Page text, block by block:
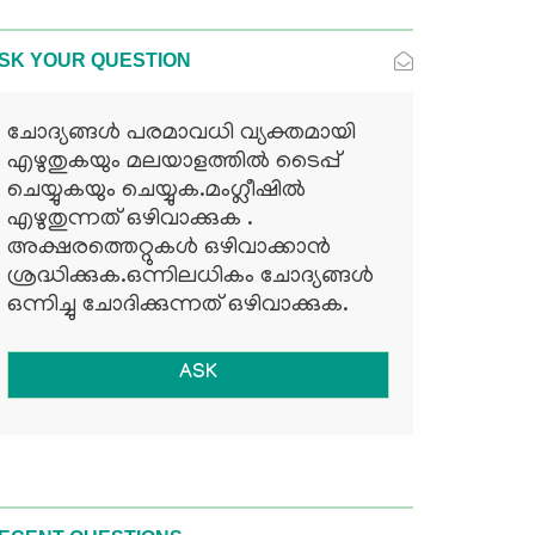
YOUR QUESTION
ചോദ്യങ്ങള്‍ പരമാവധി വ്യക്തമായി
എഴുതുകയും മലയാളത്തില്‍ ടൈപ്പ്
ചെയ്യുകയും ചെയ്യുക.മംഗ്ലീഷില്‍
എഴുതുന്നത് ഒഴിവാക്കുക .
അക്ഷരത്തെറ്റുകള്‍ ഒഴിവാക്കാന്‍
ശ്രദ്ധിക്കുക.ഒന്നിലധികം ചോദ്യങ്ങള്‍
ഒന്നിച്ചു ചോദിക്കുന്നത് ഒഴിവാക്കുക.
ASK